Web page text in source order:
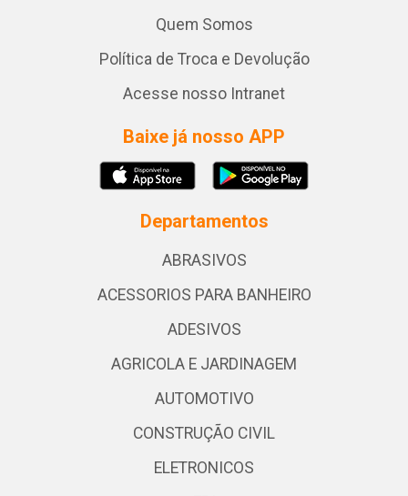
Quem Somos
Política de Troca e Devolução
Acesse nosso Intranet
Baixe já nosso APP
Departamentos
ABRASIVOS
ACESSORIOS PARA BANHEIRO
ADESIVOS
AGRICOLA E JARDINAGEM
AUTOMOTIVO
CONSTRUÇÃO CIVIL
ELETRONICOS